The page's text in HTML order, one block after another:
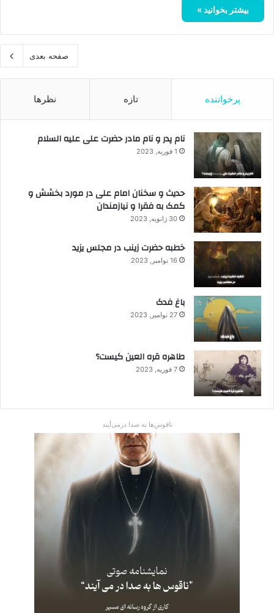
بیشتر بخوانید »
صفحه بعدی
پرخواننده تازه نظرها
نام پدر و نام مادر حضرت علی علیه السلام
1 فوریه, 2023
حدیث و سخنان امام علی در مورد بخشش و
کمک به فقرا و نیازمندان
30 ژانویه, 2023
خطبه حضرت زینب در مجلس یزید
16 نوامبر, 2023
باغ فدک
27 نوامبر, 2023
طاهره قره العین کیست؟
7 فوریه, 2023
ناقوس‌ها به صدا در‌می‌آیند